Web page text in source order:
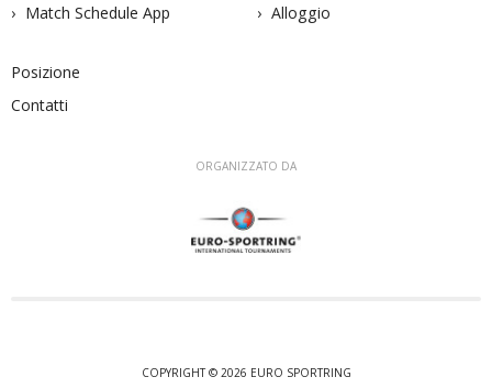
Match Schedule App
Alloggio
Posizione
Contatti
ORGANIZZATO DA
COPYRIGHT © 2026 EURO SPORTRING